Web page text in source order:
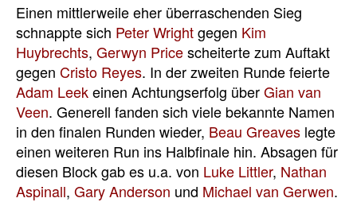
Einen mittlerweile eher überraschenden Sieg
schnappte sich Peter Wrightgegen Kim
Huybrechts, Gerwyn Pricescheiterte zum Auftakt
gegen Cristo Reyes. In der zweiten Runde feierte
Adam Leekeinen Achtungserfolg überGian van
Veen. Generell fanden sich viele bekannte Namen
in den finalen Runden wieder, Beau Greaves legte
einen weiteren Run ins Halbfinale hin. Absagen für
diesen Block gab es u.a. von Luke Littler, Nathan
Aspinall, Gary Anderson und Michael van Gerwen.